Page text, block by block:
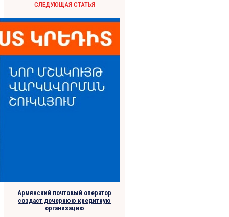
СЛЕДУЮЩАЯ СТАТЬЯ
Армянский почтовый оператор
создаст дочернюю кредитную
организацию